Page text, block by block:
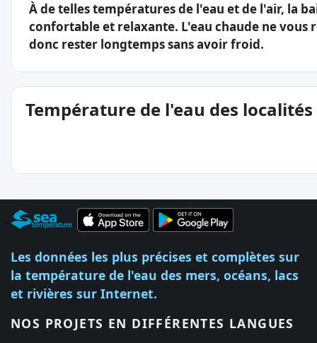
À de telles températures de l'eau et de l'air, la
confortable et relaxante. L'eau chaude ne vous
donc rester longtemps sans avoir froid.
Température de l'eau des
Les données les plus précises et complètes sur
la température de l'eau des mers, océans, lacs
et rivières sur Internet.
NOS PROJETS EN DIFFÉRENTES LANGUES